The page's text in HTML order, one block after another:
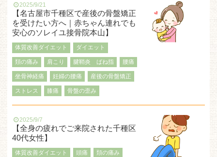
2025/9/21
【名古屋市千種区で産後の骨盤矯正
を受けたい方へ｜赤ちゃん連れでも
安心のソレイユ接骨院本山】
体質改善ダイエット ダイエット
頚の痛み 肩こり 腱鞘炎 ばね指 腰痛
坐骨神経痛 妊婦の腰痛 産後の骨盤矯正
ストレス 膝痛 骨盤の歪み
2025/9/7
【全身の疲れでご来院された千種区
40代女性】
体質改善ダイエット 頭痛 頚の痛み